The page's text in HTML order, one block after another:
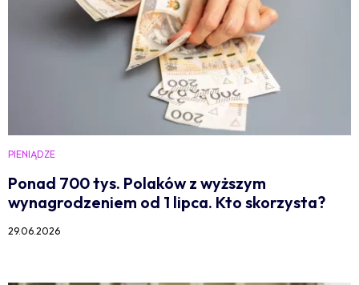
PIENIĄDZE
Ponad 700 tys. Polaków z wyższym
wynagrodzeniem od 1 lipca. Kto skorzysta?
29.06.2026